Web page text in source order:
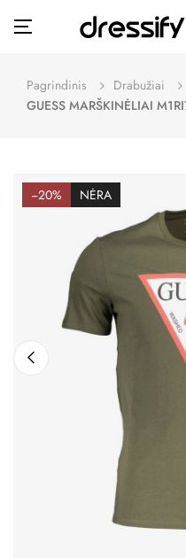
Toggle
navigation
☰
Pagrindinis Drabužiai
GUESS MARŠKINĖLIAI
−20% NĖRA